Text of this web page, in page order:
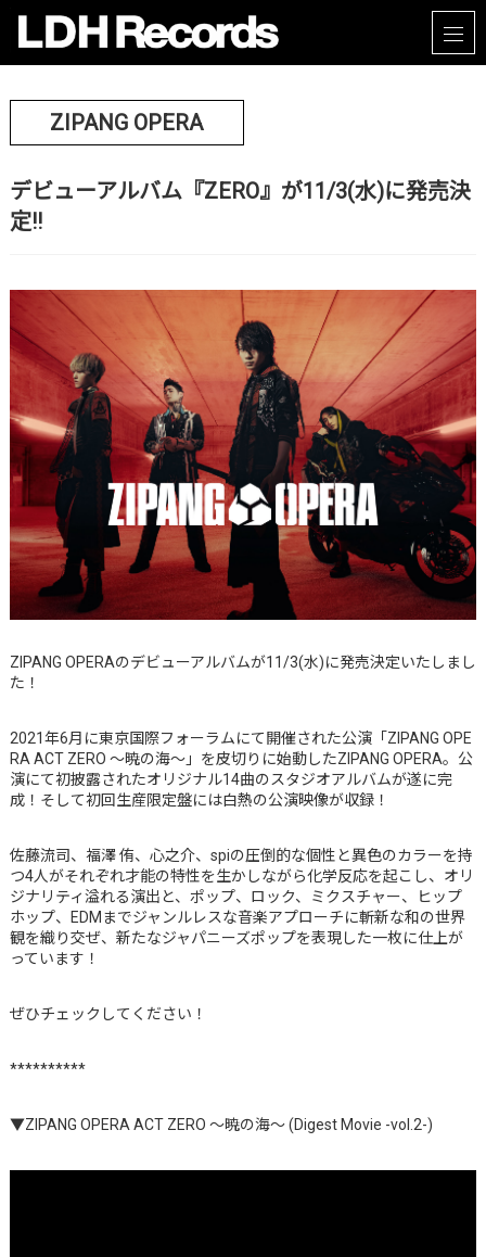
ZIPANG OPERA
デビューアルバム『ZERO』が11/3(水)に発売決
定!!
ZIPANG OPERAのデビューアルバムが11/3(水)に発売決定いたしまし
た！
2021年6月に東京国際フォーラムにて開催された公演「ZIPANG OPE
RA ACT ZERO 〜暁の海〜」を皮切りに始動したZIPANG OPERA。公
演にて初披露されたオリジナル14曲のスタジオアルバムが遂に完
成！そして初回生産限定盤には白熱の公演映像が収録！
佐藤流司、福澤 侑、心之介、spiの圧倒的な個性と異色のカラーを持
つ4人がそれぞれ才能の特性を生かしながら化学反応を起こし、オリ
ジナリティ溢れる演出と、ポップ、ロック、ミクスチャー、ヒップ
ホップ、EDMまでジャンルレスな音楽アプローチに斬新な和の世界
観を織り交ぜ、新たなジャパニーズポップを表現した一枚に仕上が
っています！
ぜひチェックしてください！
**********
▼ZIPANG OPERA ACT ZERO 〜暁の海〜 (Digest Movie -vol.2-)